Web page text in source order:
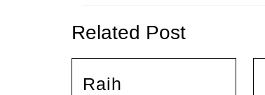
post:
Related Post
Raih